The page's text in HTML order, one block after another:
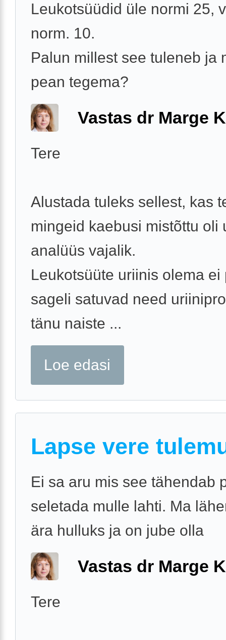
Leukotsüüdid üle normi 25,
norm. 10.
Palun millest see tuleneb ja
pean tegema?
Vastas dr Marge
Tere
Alustada tuleks sellest, kas
mingeid kaebusi mistõttu oli
analüüs vajalik.
Leukotsüüte uriinis olema ei
sageli satuvad need
tänu naiste ...
Loe edasi
Lapse vere
Ei sa aru mis see tähendab
seletada mulle lahti. Ma
ära hulluks ja on jube olla
Vastas dr Marge
Tere